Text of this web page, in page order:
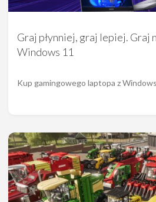
Graj płynniej, graj lepiej. Graj
Windows 11
Kup gamingowego laptopa z